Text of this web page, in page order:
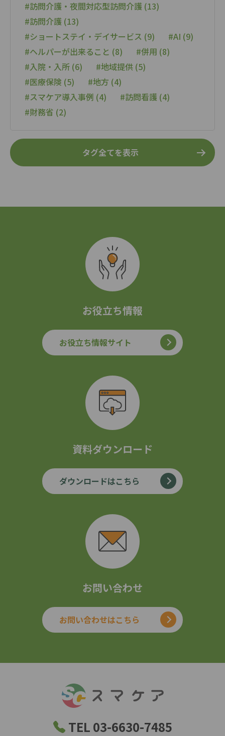
#訪問介護・夜間対応型訪問介護 (13)
#訪問介護 (13)
#ショートステイ・デイサービス (9)
#AI (9)
#ヘルパーが出来ること (8)
#併用 (8)
#入院・入所 (6)
#地域提供 (5)
#医療保険 (5)
#地方 (4)
#スマケア導入事例 (4)
#訪問看護 (4)
#財務省 (2)
タグ全てを表示
お役立ち情報
お役立ち情報サイト
資料ダウンロード
ダウンロードはこちら
お問い合わせ
お問い合わせはこちら
TEL 03-6630-7485